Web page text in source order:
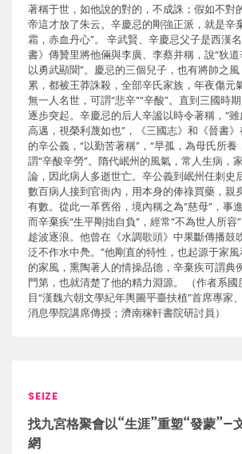
著稱于世，如他說的對的，不成誅；假如不對
帝這才放了朱云。辛慶忌的剛強正派，就是辛
霜，赤血丹心”。 辛武賢、辛慶忌父子是西漢
書》傳贊里將他倆與李廣、李蔡并稱，說“狄
以勇武顯聞”。慶忌的三個兒子，也有將帥之
累，都被王莽誅殺，全部辛氏家族，年夜傷元
無一人名世，可謂“悲辛”“辛酸”。直到三國時
逐步突起。辛慶忌的后人辛謐以時令著稱，“
高邁，視榮利蔑如也”，《三國志》和《晉書
的辛公義，“以勤苦著稱”，“早孤，為母氏所養
謂“辛酸辛勞”。隋代岷州的風氣，常人生病，
論，因此病人多逝世亡。辛公義到岷州任刺史
數百病人接到官衙內，用本身的俸祿買藥，親
有數。從此一革舊俗，境內稱之為“慈母”，事進
而辛棄疾“生平剛拙自負”，經常“不為世人所容
趁波逐浪。他曾在《水調歌頭》中果斷傳播鼓
泛不作水中鳧。”他剛直的特性，也起源于家
的家風，熏陶著人的情操品德，辛棄疾可謂典
門第，也就清楚了他的精力淵源。 （作者系
目“漢魏六朝文學紀年輿圖平臺扶植”首席專家
消息學院講席傳授；濟南稼軒書院研討員）
SEIZE
找九宮格聚會以“生涯”重塑“發蒙”–
網